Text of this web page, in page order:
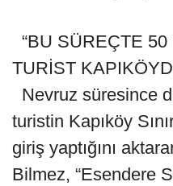
“BU SÜREÇTE
TURİST
Nevruz süresince
turistin Kapıköy
giriş yaptığını
Bilmez, “Esendere